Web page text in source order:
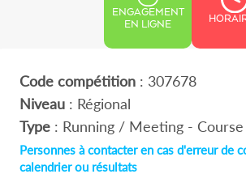
ENGAGEMENT
EN LIGNE
Code compétition: 307678
Niveau: Régional
Type: Running / Meeting - Course
Personnes à contacter en cas d'erreur de
calendrier ou résultats